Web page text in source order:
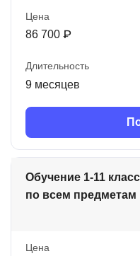
Цена
86 700 ₽
Длительность
9 месяцев
Обучение 1-11
по всем предметам
Цена
Рейтинг онлайн-школ